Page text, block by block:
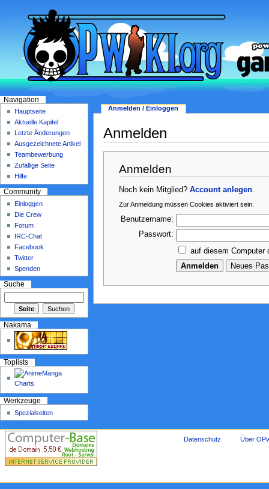
Anmelden
Anmelden
Noch kein Mitglied?Account anlegen
Zur Anmeldung müssen Cookies aktiviert sein.
Benutzername:
Passwort:
auf diesem Computer
Anmelden / Einloggen
Navigation
Hauptseite
Aktuelle Kapitel
Letzte Änderungen
Ausgezeichnete Artikel
Teambewerbung
Zufällige Seite
Hilfe
Community
Einloggen
Die Crew
Forum
IRC-Chat
Facebook
Twitter
Spenden
Suche
Nakama
Toplists
Werkzeuge
Spezialseiten
Datenschutz Über